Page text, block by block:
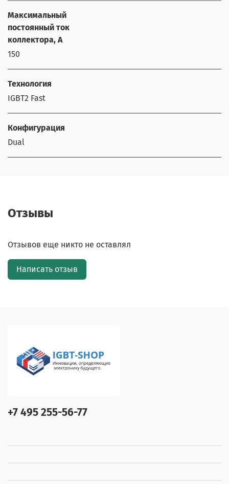
Максимальный
постоянный ток
коллектора, А
150
Технология
IGBT2 Fast
Конфигурация
Dual
Отзывы
Отзывов еще никто не оставлял
Написать отзыв
+7 495 255-56-77